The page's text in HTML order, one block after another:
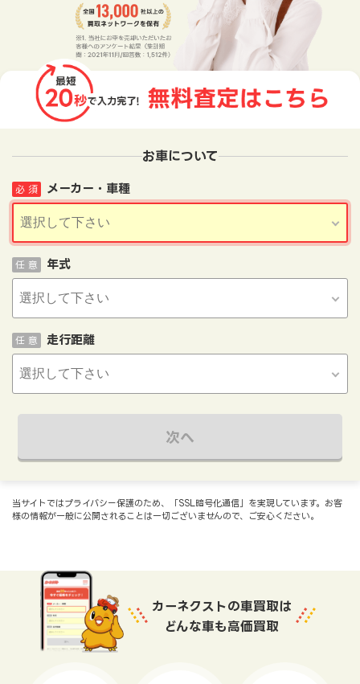
お車について
メーカー・車種
必 須
年式
任 意
走行距離
任 意
次へ
当サイトではプライバシー保護のため、「SSL暗号化通信」を実現しています。お客
様の情報が一般に公開されることは一切ございませんので、ご安心ください。
カーネクストの車買取は
どんな車も高価買取